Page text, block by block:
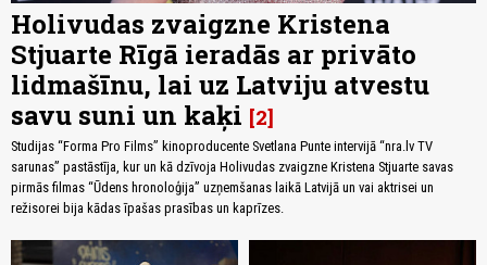
Holivudas zvaigzne Kristena
Stjuarte Rīgā ieradās ar privāto
lidmašīnu, lai uz Latviju atvestu
savu suni un kaķi 2
Studijas “Forma Pro Films” kinoproducente Svetlana Punte intervijā “nra.lv TV
sarunas” pastāstīja, kur un kā dzīvoja Holivudas zvaigzne Kristena Stjuarte savas
pirmās filmas “Ūdens hronoloģija” uzņemšanas laikā Latvijā un vai aktrisei un
režisorei bija kādas īpašas prasības un kaprīzes.